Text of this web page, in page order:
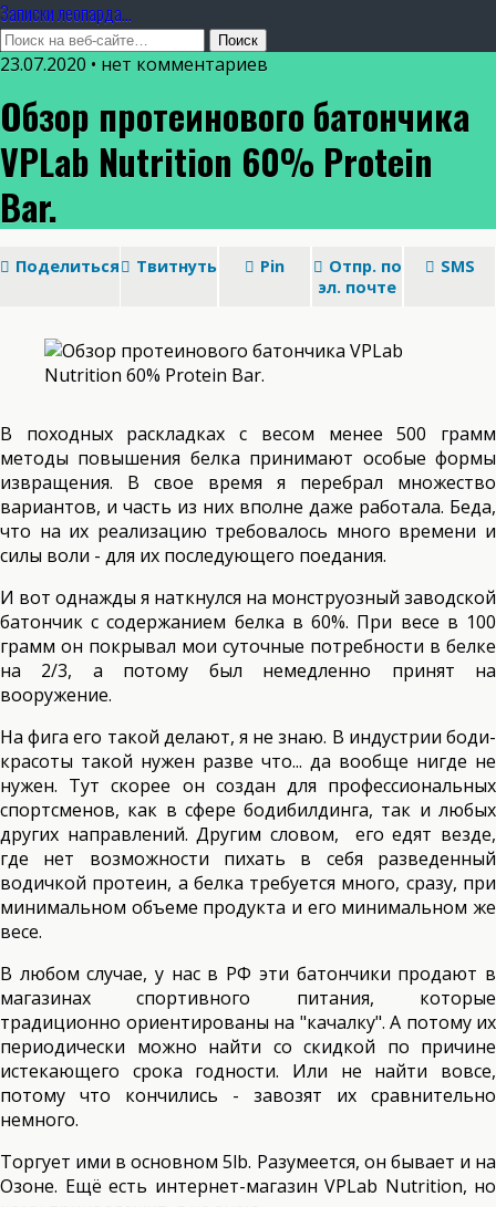
Записки леопарда...
23.07.2020 • нет комментариев
Обзор протеинового батончика
VPLab Nutrition 60% Protein
Bar.
Поделиться Твитнуть Pin
Отпр. по
эл. почте
SMS
В походных раскладках с весом менее 500 грамм
методы повышения белка принимают особые формы
извращения. В свое время я перебрал множество
вариантов, и часть из них вполне даже работала. Беда,
что на их реализацию требовалось много времени и
силы воли - для их последующего поедания.
И вот однажды я наткнулся на монструозный заводской
батончик с содержанием белка в 60%. При весе в 100
грамм он покрывал мои суточные потребности в белке
на 2/3, а потому был немедленно принят на
вооружение.
На фига его такой делают, я не знаю. В индустрии боди-
красоты такой нужен разве что... да вообще нигде не
нужен. Тут скорее он создан для профессиональных
спортсменов, как в сфере бодибилдинга, так и любых
других направлений. Другим словом, его едят везде,
где нет возможности пихать в себя разведенный
водичкой протеин, а белка требуется много, сразу, при
минимальном объеме продукта и его минимальном же
весе.
В любом случае, у нас в РФ эти батончики продают в
магазинах спортивного питания, которые
традиционно ориентированы на "качалку". А потому их
периодически можно найти со скидкой по причине
истекающего срока годности. Или не найти вовсе,
потому что кончились - завозят их сравнительно
немного.
Торгует ими в основном 5lb. Разумеется, он бывает и на
Озоне. Ещё есть интернет-магазин VPLab Nutrition, но